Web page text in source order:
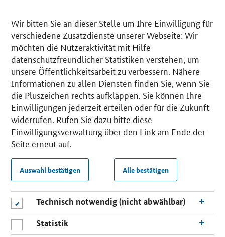
Wir bitten Sie an dieser Stelle um Ihre Einwilligung für
verschiedene Zusatzdienste unserer Webseite: Wir
möchten die Nutzeraktivität mit Hilfe
datenschutzfreundlicher Statistiken verstehen, um
unsere Öffentlichkeitsarbeit zu verbessern. Nähere
Informationen zu allen Diensten finden Sie, wenn Sie
die Pluszeichen rechts aufklappen. Sie können Ihre
Einwilligungen jederzeit erteilen oder für die Zukunft
widerrufen. Rufen Sie dazu bitte diese
Einwilligungsverwaltung über den Link am Ende der
Seite erneut auf.
Auswahl bestätigen Alle bestätigen
Technisch notwendig (nicht abwählbar)
Statistik